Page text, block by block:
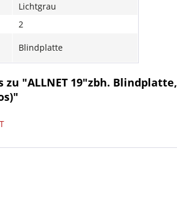
Lichtgrau
2
Blindplatte
"ALLNET 19"zbh.